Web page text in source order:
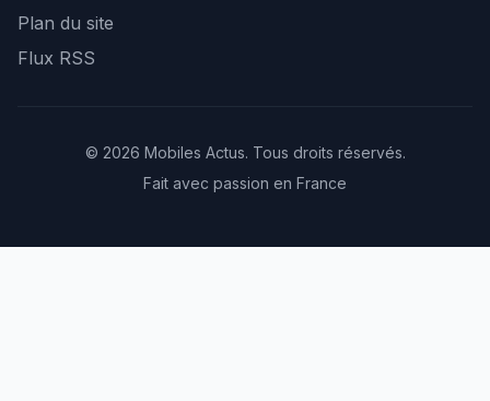
Plan du site
Flux RSS
© 2026 Mobiles Actus. Tous droits réservés.
Fait avec passion en France